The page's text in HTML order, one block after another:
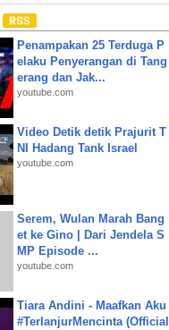
Penampakan 25 Terduga P
elaku Penyerangan di Tang
erang dan Jak...
youtube.com
Video Detik detik Prajurit T
NI Hadang Tank Israel
youtube.com
Serem, Wulan Marah Bang
et ke Gino | Dari Jendela S
MP Episode ...
youtube.com
Tiara Andini - Maafkan Aku
#TerlanjurMencinta (Official